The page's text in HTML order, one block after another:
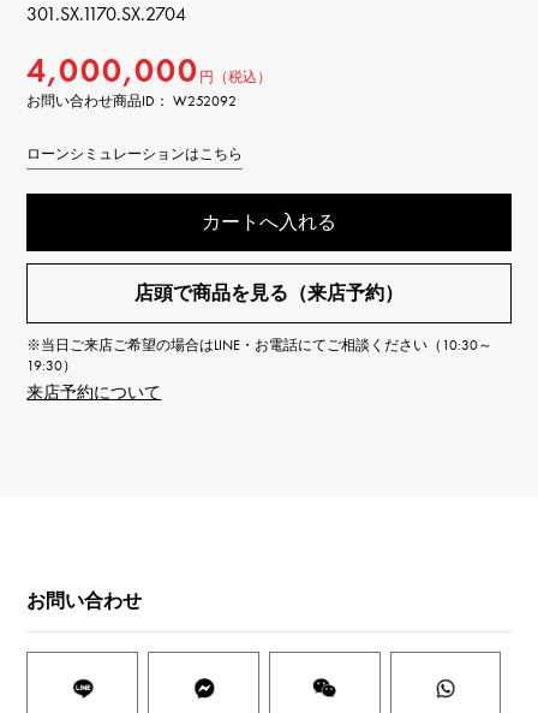
301.SX.1170.SX.2704
4,000,000 円（税込）
お問い合わせ商品ID： W252092
ローンシミュレーションはこちら
カートへ入れる
店頭で商品を見る（来店予約）
※当日ご来店ご希望の場合はLINE・お電話にてご相談ください（10:30～
19:30）
来店予約について
お問い合わせ